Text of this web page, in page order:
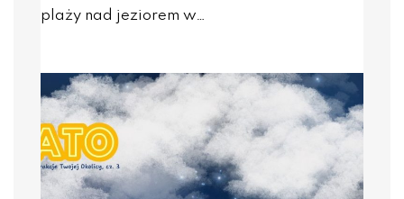
plaży nad jeziorem w…